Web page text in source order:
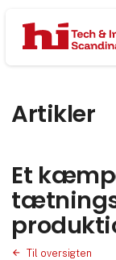
Artikler
Et
Til oversigten